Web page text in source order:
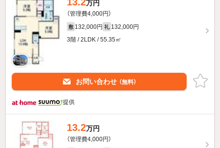
13.2万円
（管理費4,000円）
敷 132,000円 礼 132,000円
3階 / 2LDK / 55.35㎡
お問い合わせ （無料）
提供
13.2万円
（管理費4,000円）